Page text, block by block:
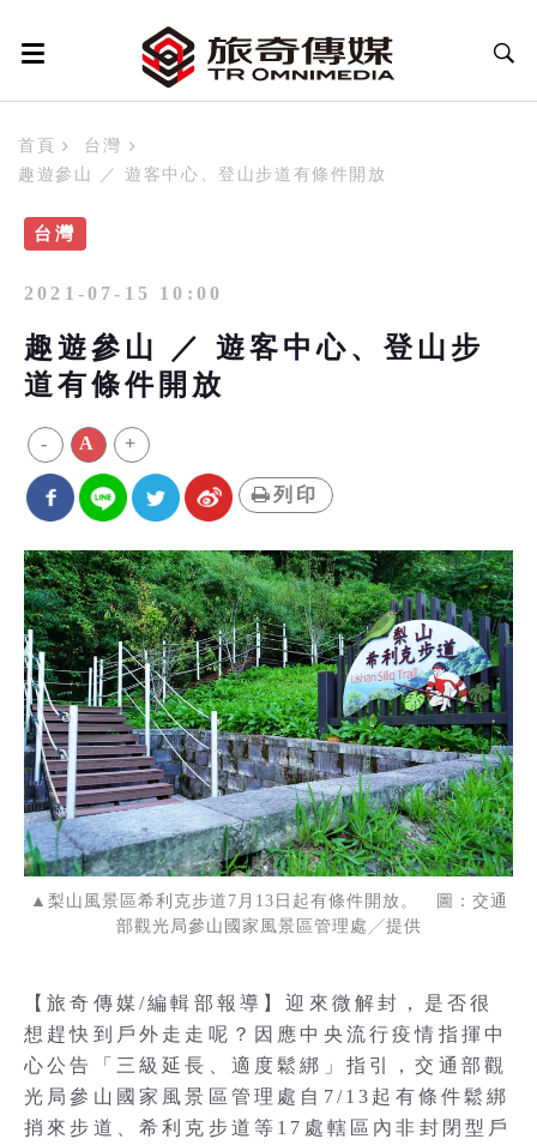
首頁
台灣
趣遊參山 ／ 遊客中心、登山步道有條件開放
台灣
2021-07-15 10:00
趣遊參山 ／ 遊客中心、登山步
道有條件開放
- A +
列印
▲梨山風景區希利克步道7月13日起有條件開放。 圖：交通
部觀光局參山國家風景區管理處╱提供
【旅奇傳媒/編輯部報導】迎來微解封，是否很
想趕快到戶外走走呢？因應中央流行疫情指揮中
心公告「三級延長、適度鬆綁」指引，交通部觀
光局參山國家風景區管理處自7/13起有條件鬆綁
捎來步道、希利克步道等17處轄區內非封閉型戶